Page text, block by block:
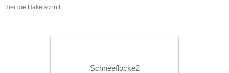
Hier die Häkelschrift:
Schneeflocke2